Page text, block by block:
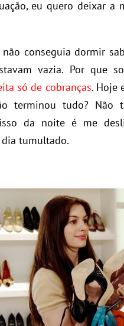
eu quero deixar a
conseguia dormir
vazia. Por que
só de cobranças. Hoje
terminou tudo? Não
da noite é me
tumultado.